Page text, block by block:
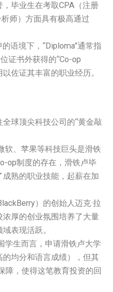
毕业生在考取CPA（注册
师）方面具有极高通过
语境下，“Diploma”通常指
证书外获得的“Co-op
佐证其丰富的职业经历。
球顶尖科技公司的“黄金敲
软、苹果等科技巨头是滑铁
op制度的存在，滑铁卢毕
熟的职业技能，起薪在加
）的创始人迈克·拉
厚的创业氛围培养了大量
表现活跃。
学生而言，申请滑铁卢大学
均分和语言成绩），但其
障，使得这笔教育投资的回